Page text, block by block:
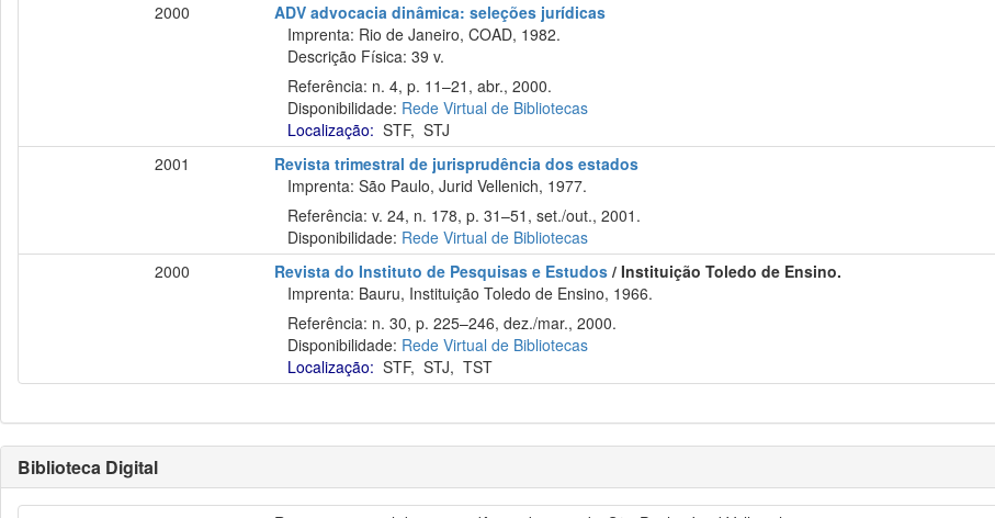
2000
ADV advocacia dinâmica: seleções jurídicas
Imprenta: Rio de Janeiro, COAD, 1982.
Descrição Física: 39 v.
Referência: n. 4, p. 11–21, abr., 2000.
Disponibilidade: Rede Virtual de Bibliotecas
Localização: STF,STJ
2001
Revista trimestral de jurisprudência dos estados
Imprenta: São Paulo, Jurid Vellenich, 1977.
Referência: v. 24, n. 178, p. 31–51, set./out., 2001.
Disponibilidade: Rede Virtual de Bibliotecas
2000
Revista do Instituto de Pesquisas e Estudos / Instituição Toledo de Ensino.
Imprenta: Bauru, Instituição Toledo de Ensino, 1966.
Referência: n. 30, p. 225–246, dez./mar., 2000.
Disponibilidade: Rede Virtual de Bibliotecas
Localização: STF,STJ,TST
Biblioteca Digital